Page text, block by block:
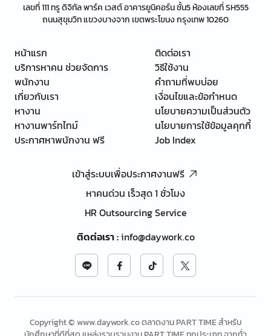
เลขที่ 111 ทรู ดิจิทัล พาร์ค เวสต์ อาคารยูนิคอร์น ชั้น5 ห้องเลขที่ SH555
ถนนสุขุมวิท แขวงบางจาก เขตพระโขนง กรุงเทพ 10260
หน้าแรก
บริการหาคน ช่วยจัดการ
พนักงาน
เกี่ยวกับเรา
หางาน
หางานพาร์ทไทม์
ประกาศหาพนักงาน ฟรี
ติดต่อเรา
วิธีใช้งาน
คำถามที่พบบ่อย
เงื่อนไขและข้อกำหนด
นโยบายความเป็นส่วนตัว
นโยบายการใช้ข้อมูลคุกกี้
Job Index
เข้าสู่ระบบเพื่อประกาศงานฟรี
หาคนด่วน เร็วสุด 1 ชั่วโมง
HR Outsourcing Service
ติดต่อเรา:info@daywork.co
Copyright © www.daywork.co ตลาดงาน PART TIME สำหรับ